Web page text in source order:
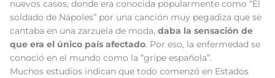
nuevos casos, donde era conocida popularmente como “El
soldado de Nápoles” por una canción muy pegadiza que se
cantaba en una zarzuela de moda, daba la sensación de
que era el único país afectado. Por eso, la enfermedad se
conoció en el mundo como la “gripe española”.
Muchos estudios indican que todo comenzó en Estados